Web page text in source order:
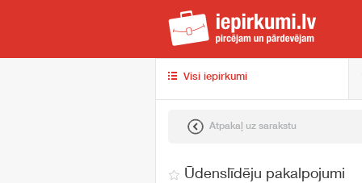
Visi iepirkumi
Atpakaļ uz sarakstu
Ūdenslīdēju pakalpojumi